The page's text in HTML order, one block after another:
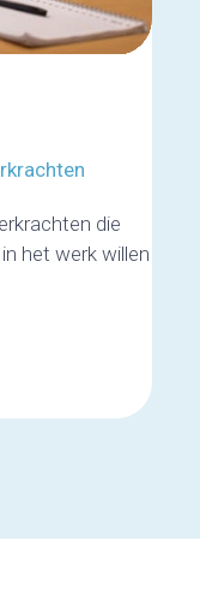
die
het werk willen